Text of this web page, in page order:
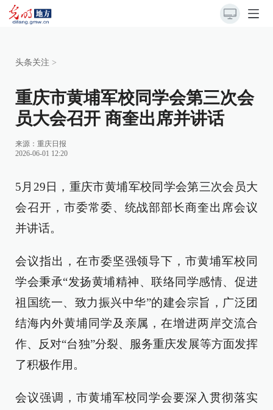
头条关注 >
重庆市黄埔军校同学会第三次会
员大会召开 商奎出席并讲话
来源： 重庆日报
2026-06-01 12:20
5月29日，重庆市黄埔军校同学会第三次会员大
会召开，市委常委、统战部部长商奎出席会议
并讲话。
会议指出，在市委坚强领导下，市黄埔军校同
学会秉承“发扬黄埔精神、联络同学感情、促进
祖国统一、致力振兴中华”的建会宗旨，广泛团
结海内外黄埔同学及亲属，在增进两岸交流合
作、反对“台独”分裂、服务重庆发展等方面发挥
了积极作用。
会议强调，市黄埔军校同学会要深入贯彻落实